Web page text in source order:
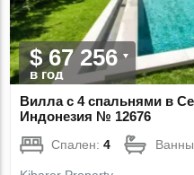
$ 67 256
в год
Вилла с 4 спальнями в
Индонезия № 12676
Спален:4